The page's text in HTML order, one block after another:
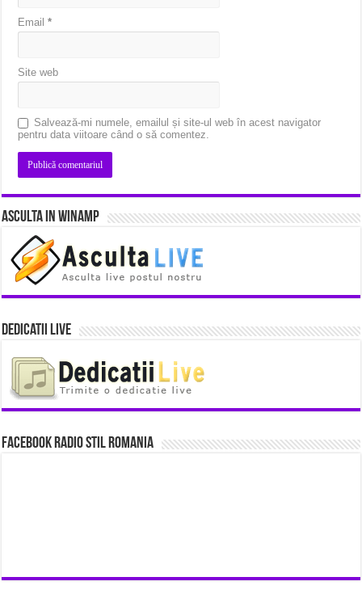
Email*
Site web
Salvează-mi numele, emailul și site-ul web în acest navigator
pentru data viitoare când o să comentez.
Asculta in Winamp
Dedicatii Live
Facebook Radio Stil Romania